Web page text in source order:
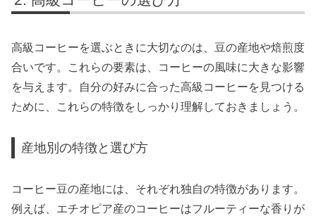
高級コーヒーを選ぶときに大切なのは、豆の産地や焙煎度
合いです。これらの要素は、コーヒーの風味に大きな影響
を与えます。自分の好みに合った高級コーヒーを見つける
ために、これらの特徴をしっかり理解しておきましょう。
産地別の特徴と選び方
コーヒー豆の産地には、それぞれ独自の特徴があります。
例えば、エチオピア産のコーヒーはフルーティーな香りが